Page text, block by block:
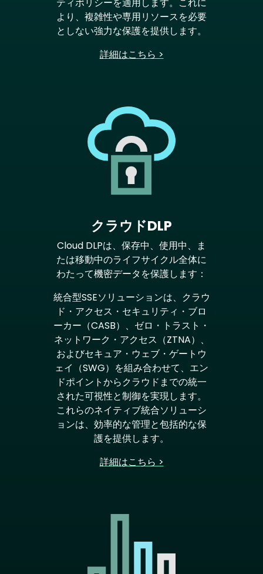
より、複雑性や専用リソースを必要
としない強力な保護を提供します。
詳細はこちら >
クラウドDLP
Cloud DLPは、保存中、使用中、ま
たは移動中のライフサイクル全体に
わたって機密データを保護します：
統合型SSEソリューションは、クラウ
ド・アクセス・セキュリティ・ブロ
ーカー（CASB）、ゼロ・トラスト・
ネットワーク・アクセス（ZTNA）、
およびセキュア・ウェブ・ゲートウ
ェイ（SWG）を組み合わせて、エン
ドポイントからクラウドまでの統一
された可視性と制御を実現します。
これらのネイティブ統合ソリューシ
ョンは、効率的な管理と包括的な保
護を提供します。
詳細はこちら >